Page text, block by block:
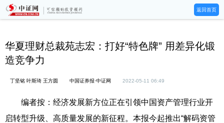
返回首页
华夏理财总裁苑志宏：打好“特色牌” 用差异化锻
造竞争力
丁坚铭 叶斯琦 王方圆 中国证券报·中证网 2022-05-11 06:49
编者按：经济发展新方位正在引领中国资产管理行业开
启转型升级、高质量发展的新征程。本报今起推出“解码资管